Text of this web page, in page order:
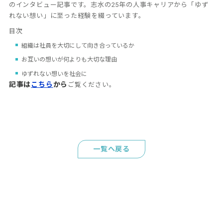
のインタビュー記事です。志水の25年の人事キャリアから「ゆず
れない想い」に至った経験を綴っています。
目次
組織は社員を大切にして向き合っているか
お互いの想いが何よりも大切な理由
ゆずれない想いを社会に
記事はこちら から ご覧ください。
一覧へ戻る